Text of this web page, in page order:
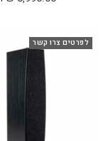
לפרטים צרו קשר